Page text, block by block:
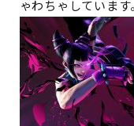
ゃわちゃしています。